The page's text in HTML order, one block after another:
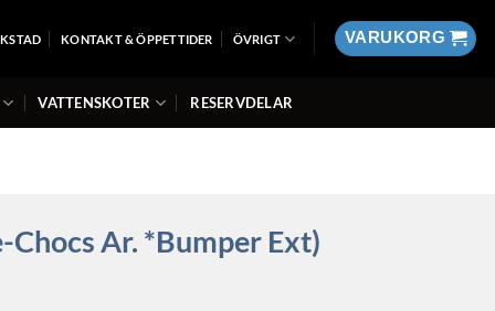
KONTAKT & ÖPPETTIDER ÖVRIGT VARUKORG
VATTENSKOTER RESERVDELAR
Ar. *Bumper Ext)